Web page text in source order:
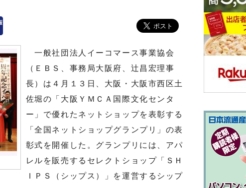
一般社団法人イーコマース事業協会
（ＥＢＳ、事務局大阪府、辻昌宏理事
長）は４月１３日、大阪・大阪市西区土
佐堀の「大阪ＹＭＣＡ国際文化センタ
ー」で優れたネットショップを表彰する
「全国ネットショップグランプリ」の表
彰式を開催した。グランプリには、アパ
レルを販売するセレクトショップ「ＳＨ
ＩＰＳ（シップス）」を運営するシップ